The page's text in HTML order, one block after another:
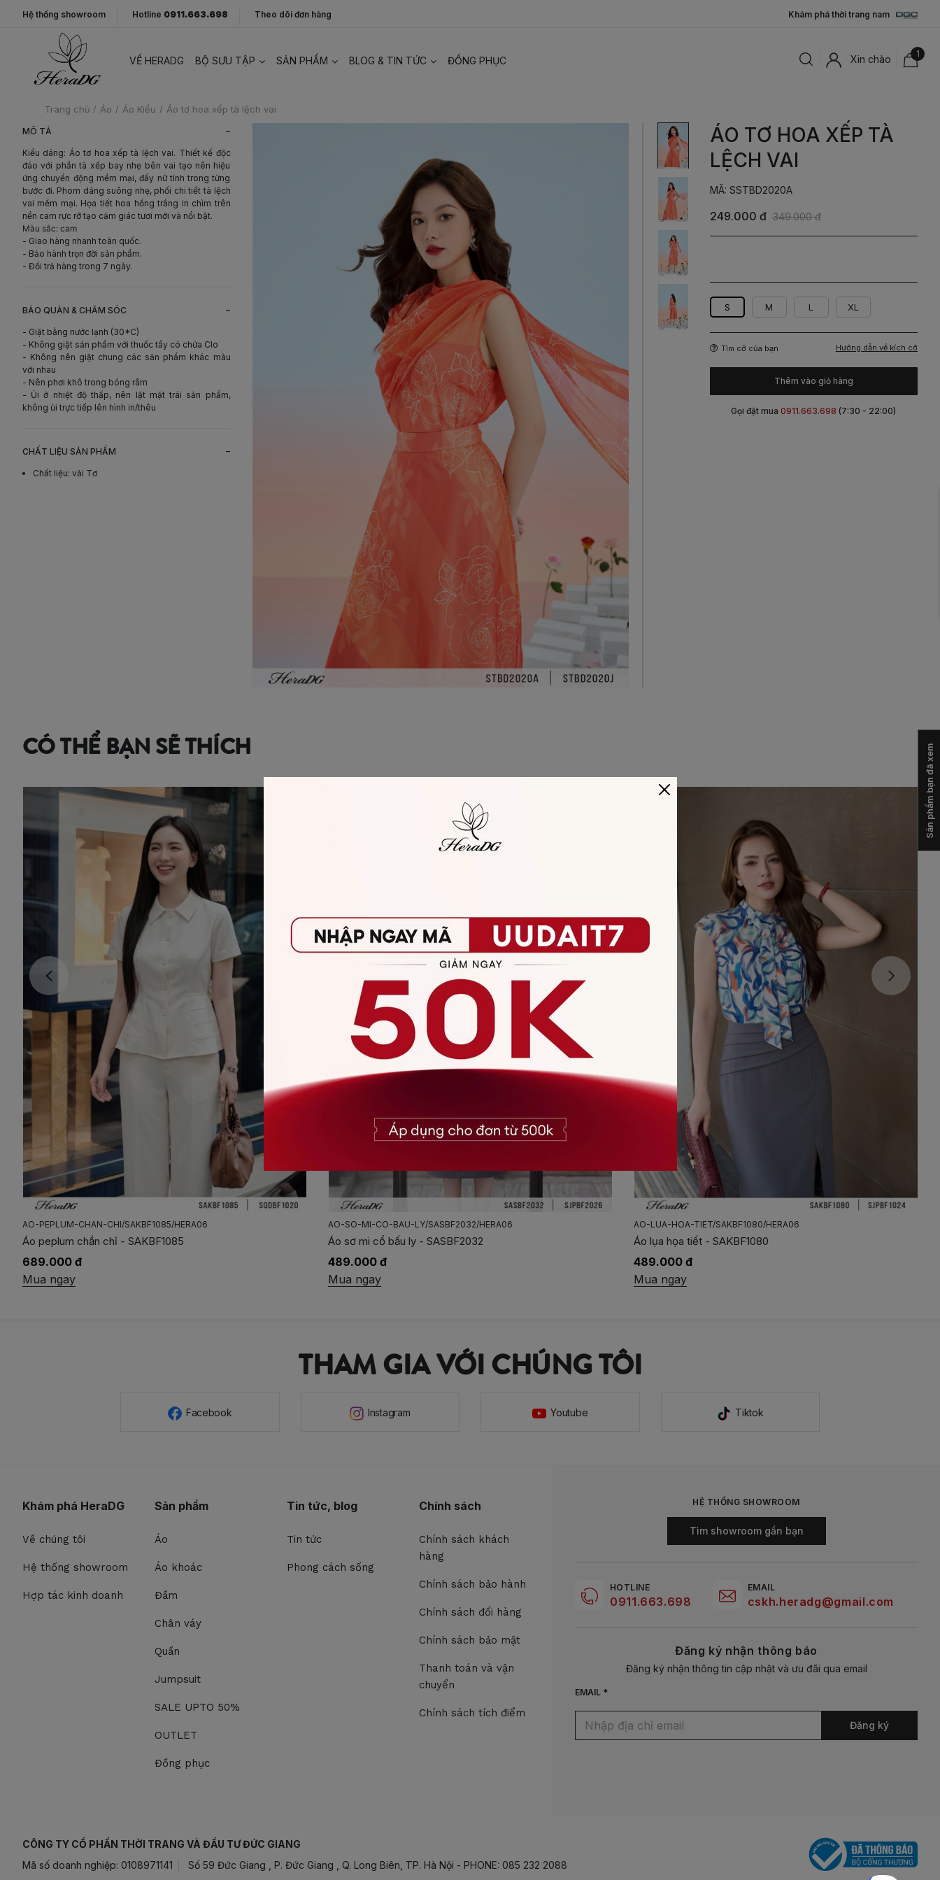
Hệ thống showroom Hotline 0911.663.698 Theo dõi đơn hàng Khám phá thời trang nam
VỀ HERADG BỘ SƯU TẬP SẢN PHẨM BLOG & TIN TỨC ĐỒNG PHỤC Xin chào 1
Trang chủ / Áo / Áo Kiểu / Áo tơ hoa xếp tà lệch vai
MÔ TẢ -
Kiểu dáng: Áo tơ hoa xếp tà lệch vai. Thiết kế độc
đáo với phần tà xếp bay nhẹ bên vai tạo nên hiệu
ứng chuyển động mềm mại, đầy nữ tính trong từng
bước đi. Phom dáng suông nhẹ, phối chi tiết tà lệch
vai mềm mại. Họa tiết hoa hồng trắng in chìm trên
nền cam rực rỡ tạo cảm giác tươi mới và nổi bật.
Màu sắc: cam
- Giao hàng nhanh toàn quốc.
- Bảo hành trọn đời sản phẩm.
- Đổi trả hàng trong 7 ngày.
BẢO QUẢN & CHĂM SÓC -
- Giặt bằng nước lạnh (30*C)
- Không giặt sản phẩm với thuốc tẩy có chứa Clo
- Không nên giặt chung các sản phẩm khác màu
với nhau
- Nên phơi khô trong bóng râm
- Ủi ở nhiệt độ thấp, nên lật mặt trái sản phẩm,
không ủi trực tiếp lên hình in/thêu
CHẤT LIỆU SẢN PHẨM -
Chất liệu: vải Tơ
ÁO TƠ HOA XẾP TÀ
LỆCH VAI
MÃ: SSTBD2020A
249.000 đ 349.000 đ
S M L XL
Tìm cỡ của bạn Hướng dẫn về kích cỡ
Thêm vào giỏ hàng
Gọi đặt mua0911.663.698 (7:30 - 22:00)
CÓ THỂ BẠN SẼ THÍCH
AO-PEPLUM-CHAN-CHI/SAKBF1085/HERA06
Áo peplum chần chỉ - SAKBF1085
689.000 đ
Mua ngay
AO-SO-MI-CO-BAU-LY/SASBF2032/HERA06
Áo sơ mi cổ bấu ly - SASBF2032
489.000 đ
Mua ngay
AO-LUA-HOA-TIET/SAKBF1080/HERA06
Áo lụa họa tiết - SAKBF1080
489.000 đ
Mua ngay
THAM GIA VỚI CHÚNG TÔI
Facebook Instagram Youtube Tiktok
Khám phá HeraDG
Về chúng tôi
Hệ thống showroom
Hợp tác kinh doanh
Sản phẩm
Áo
Áo khoác
Đầm
Chân váy
Quần
Jumpsuit
SALE UPTO 50%
OUTLET
Đồng phục
Tin tức, blog
Tin tức
Phong cách sống
Chính sách
Chính sách khách
hàng
Chính sách bảo hành
Chính sách đổi hàng
Chính sách bảo mật
Thanh toán và vận
chuyển
Chính sách tích điểm
HỆ THỐNG SHOWROOM
Tìm showroom gần bạn
HOTLINE
0911.663.698
EMAIL
cskh.heradg@gmail.com
Đăng ký nhận thông báo
Đăng ký nhận thông tin cập nhật và ưu đãi qua email
EMAIL *
Đăng ký
CÔNG TY CỔ PHẦN THỜI TRANG VÀ ĐẦU TƯ ĐỨC GIANG
Mã số doanh nghiệp: 0108971141
Số 59 Đức Giang , P. Đức Giang , Q. Long Biên, TP. Hà Nội - PHONE: 085 232 2088
Sản phẩm bạn đã xem